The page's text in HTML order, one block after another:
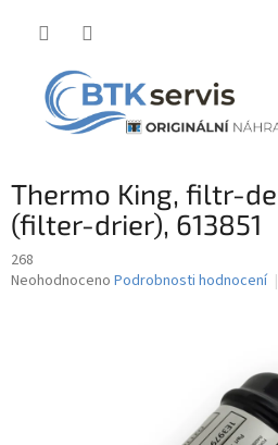
Thermo King, filtr-
(filter-drier), 613851
268
Průměrné
Neohodnoceno Podrobnosti hodnocení